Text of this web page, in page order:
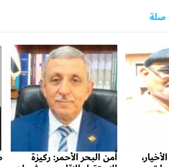
صلة
أمن البحر الأحمر: ركيزة